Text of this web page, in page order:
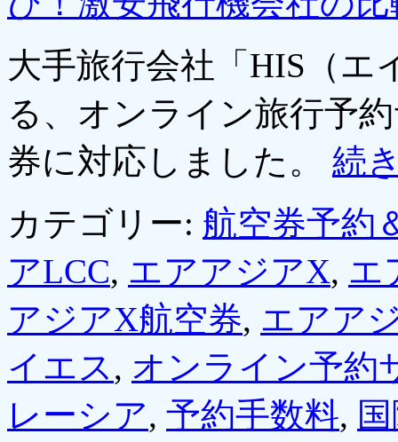
大手旅行会社「HIS（エ
る、オンライン旅行予
券に対応しました。 続
カテゴリー: 航空券予約
アLCC, エアアジアX, エ
アジアX航空券, エアア
イエス, オンライン予約
レーシア, 予約手数料,